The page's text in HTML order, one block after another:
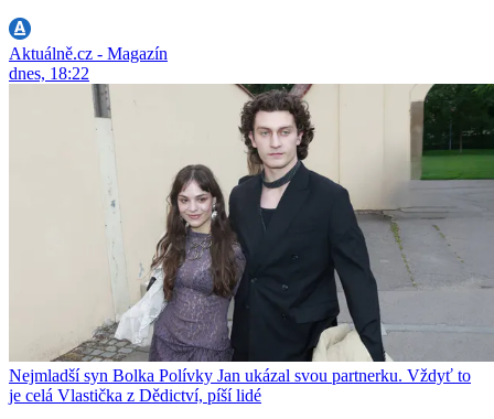
Aktuálně.cz - Magazín
dnes, 18:22
Nejmladší syn Bolka Polívky Jan ukázal svou partnerku. Vždyť to
je celá Vlastička z Dědictví, píší lidé